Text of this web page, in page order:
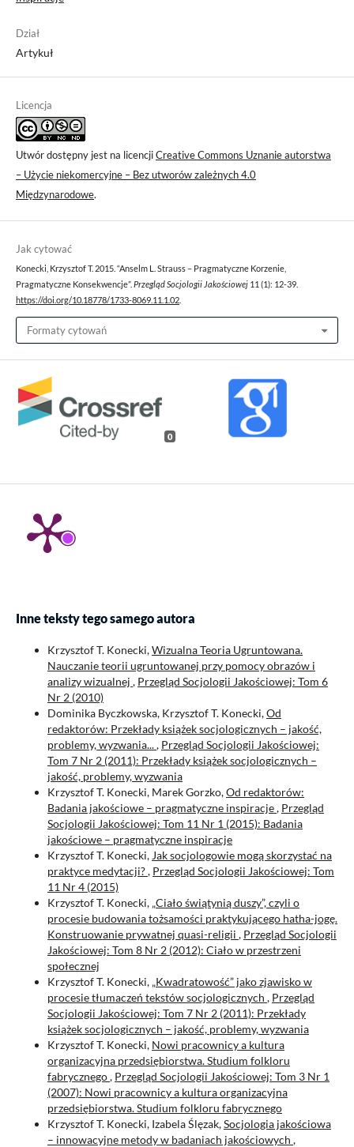
Dział
Artykuł
Licencja
Utwór dostępny jest na licencjiCreative Commons Uznanie autorstwa
– Użycie niekomercyjne – Bez utworów zależnych 4.0
Międzynarodowe.
Jak cytować
Konecki, Krzysztof T. 2015. “Anselm L. Strauss – Pragmatyczne Korzenie,
Pragmatyczne Konsekwencje”. Przegląd Socjologii Jakościowej 11 (1): 12-39.
https://doi.org/10.18778/1733-8069.11.1.02
Formaty cytowań
0
Inne teksty tego samego autora
Krzysztof T. Konecki,Wizualna Teoria Ugruntowana.
Nauczanie teorii ugruntowanej przy pomocy obrazów i
analizy wizualnej , Przegląd Socjologii Jakościowej: Tom 6
Nr 2 (2010)
Dominika Byczkowska, Krzysztof T. Konecki,Od
redaktorów: Przekłady książek socjologicznych – jakość,
problemy, wyzwania..., Przegląd Socjologii Jakościowej:
Tom 7 Nr 2 (2011): Przekłady książek socjologicznych –
jakość, problemy, wyzwania
Krzysztof T. Konecki, Marek Gorzko,Od redaktorów:
Badania jakościowe – pragmatyczne inspiracje, Przegląd
Socjologii Jakościowej: Tom 11 Nr 1 (2015): Badania
jakościowe – pragmatyczne inspiracje
Krzysztof T. Konecki, Jak socjologowie mogą skorzystać na
praktyce medytacji?, Przegląd Socjologii Jakościowej: Tom
11 Nr 4 (2015)
Krzysztof T. Konecki, „Ciało świątynią duszy”, czyli o
procesie budowania tożsamości praktykującego hatha-jogę.
Konstruowanie prywatnej quasi-religii , Przegląd Socjologii
Jakościowej: Tom 8 Nr 2 (2012): Ciało w przestrzeni
społecznej
Krzysztof T. Konecki, „Kwadratowość” jako zjawisko w
procesie tłumaczeń tekstów socjologicznych , Przegląd
Socjologii Jakościowej: Tom 7 Nr 2 (2011): Przekłady
książek socjologicznych – jakość, problemy, wyzwania
Krzysztof T. Konecki, Nowi pracownicy a kultura
organizacyjna przedsiębiorstwa. Studium folkloru
fabrycznego, Przegląd Socjologii Jakościowej: Tom 3 Nr 1
(2007): Nowi pracownicy a kultura organizacyjna
przedsiębiorstwa. Studium folkloru fabrycznego
Krzysztof T. Konecki, Izabela Ślęzak,Socjologia jakościowa
– innowacyjne metody w badaniach jakościowych ,